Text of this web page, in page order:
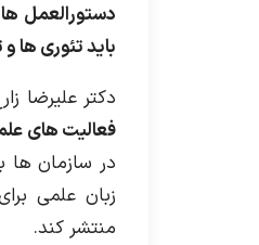
دستورالعمل
باید تئوری ها
دکتر علیرضا
فعالیت های
در سازمان ها
زبان علمی
منتشر کند.